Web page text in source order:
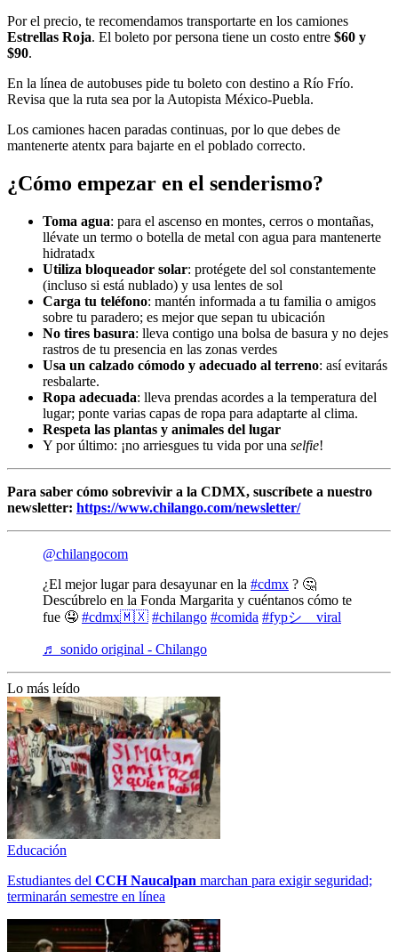
Por el precio, te recomendamos transportarte en los camiones
Estrellas Roja. El boleto por persona tiene un costo entre $60 y
$90.
En la línea de autobuses pide tu boleto con destino a Río Frío.
Revisa que la ruta sea por la Autopista México-Puebla.
Los camiones hacen paradas continuas, por lo que debes de
mantenerte atentx para bajarte en el poblado correcto.
¿Cómo empezar en el senderismo?
Toma agua: para el ascenso en montes, cerros o montañas,
llévate un termo o botella de metal con agua para mantenerte
hidratadx
Utiliza bloqueador solar: protégete del sol constantemente
(incluso si está nublado) y usa lentes de sol
Carga tu teléfono: mantén informada a tu familia o amigos
sobre tu paradero; es mejor que sepan tu ubicación
No tires basura: lleva contigo una bolsa de basura y no dejes
rastros de tu presencia en las zonas verdes
Usa un calzado cómodo y adecuado al terreno: así evitarás
resbalarte.
Ropa adecuada: lleva prendas acordes a la temperatura del
lugar; ponte varias capas de ropa para adaptarte al clima.
Respeta las plantas y animales del lugar
Y por último: ¡no arriesgues tu vida por una selfie!
Para saber cómo sobrevivir a la CDMX, suscríbete a nuestro
newsletter: https://www.chilango.com/newsletter/
@chilangocom
¿El mejor lugar para desayunar en la #cdmx ? 🤔
Descúbrelo en la Fonda Margarita y cuéntanos cómo te
fue 🤤 #cdmx🇲🇽 #chilango #comida #fypシ゚viral
♬ sonido original - Chilango
Lo más leído
Educación
Estudiantes del CCH Naucalpan marchan para exigir seguridad;
terminarán semestre en línea